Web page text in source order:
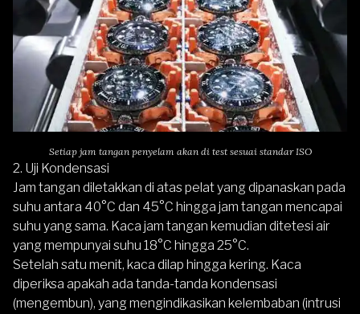
Setiap jam tangan penyelam akan di test sesuai standar ISO
2. Uji Kondensasi
Jam tangan diletakkan di atas pelat yang dipanaskan pada
suhu antara 40°C dan 45°C hingga jam tangan mencapai
suhu yang sama. Kaca jam tangan kemudian ditetesi air
yang mempunyai suhu 18°C ​​hingga 25°C.
Setelah satu menit, kaca dilap hingga kering. Kaca
diperiksa apakah ada tanda-tanda kondensasi
(mengembun), yang mengindikasikan kelembaban (intrusi